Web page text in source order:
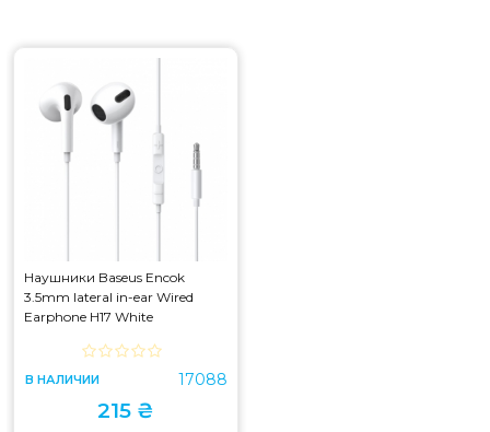
Наушники Baseus Encok
3.5mm lateral in-ear Wired
Earphone H17 White
В НАЛИЧИИ 17088
215 ₴